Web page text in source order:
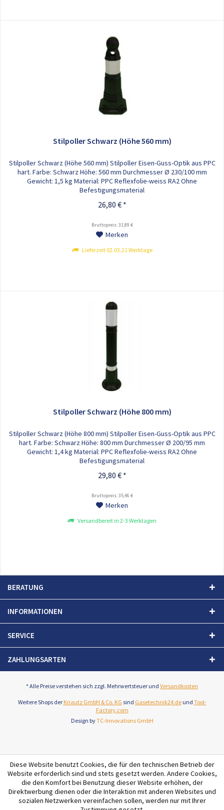
Stilpoller Schwarz (Höhe 560 mm)
Stilpoller Schwarz (Höhe 560 mm) Stilpoller Eisen-Guss-Optik aus PPC
hart. Farbe: Schwarz Höhe: 560 mm Durchmesser Ø 230/100 mm
Gewicht: 1,5 kg Material: PPC Reflexfolie-weiss RA2 Ohne
Befestigungsmaterial
26,80 € *
Bruttopreis: 31,89 €
Merken
Lieferzeit 02.03.21 Werktage
Stilpoller Schwarz (Höhe 800 mm)
Stilpoller Schwarz (Höhe 800 mm) Stilpoller Eisen-Guss-Optik aus PPC
hart. Farbe: Schwarz Höhe: 800 mm Durchmesser Ø 200/95 mm
Gewicht: 1,4 kg Material: PPC Reflexfolie-weiss RA2 Ohne
Befestigungsmaterial
29,80 € *
Bruttopreis: 35,46 €
Merken
Versandbereit in 2-3 Werktagen
BERATUNG
INFORMATIONEN
SERVICE
ZAHLUNGSARTEN
* Alle Preise verstehen sich zzgl. Mehrwertsteuer und Versandkosten
Weitere Shops der Knautz GmbH & Co. KG sind Gasetechnik24.deund Tool-
Factory.com
Design byTC-Innovations GmbH
Diese Website benutzt Cookies, die für den technischen Betrieb der
Website erforderlich sind und stets gesetzt werden. Andere Cookies,
die den Komfort bei Benutzung dieser Website erhöhen, der
Direktwerbung dienen oder die Interaktion mit anderen Websites und
sozialen Netzwerken vereinfachen sollen, werden nur mit Ihrer